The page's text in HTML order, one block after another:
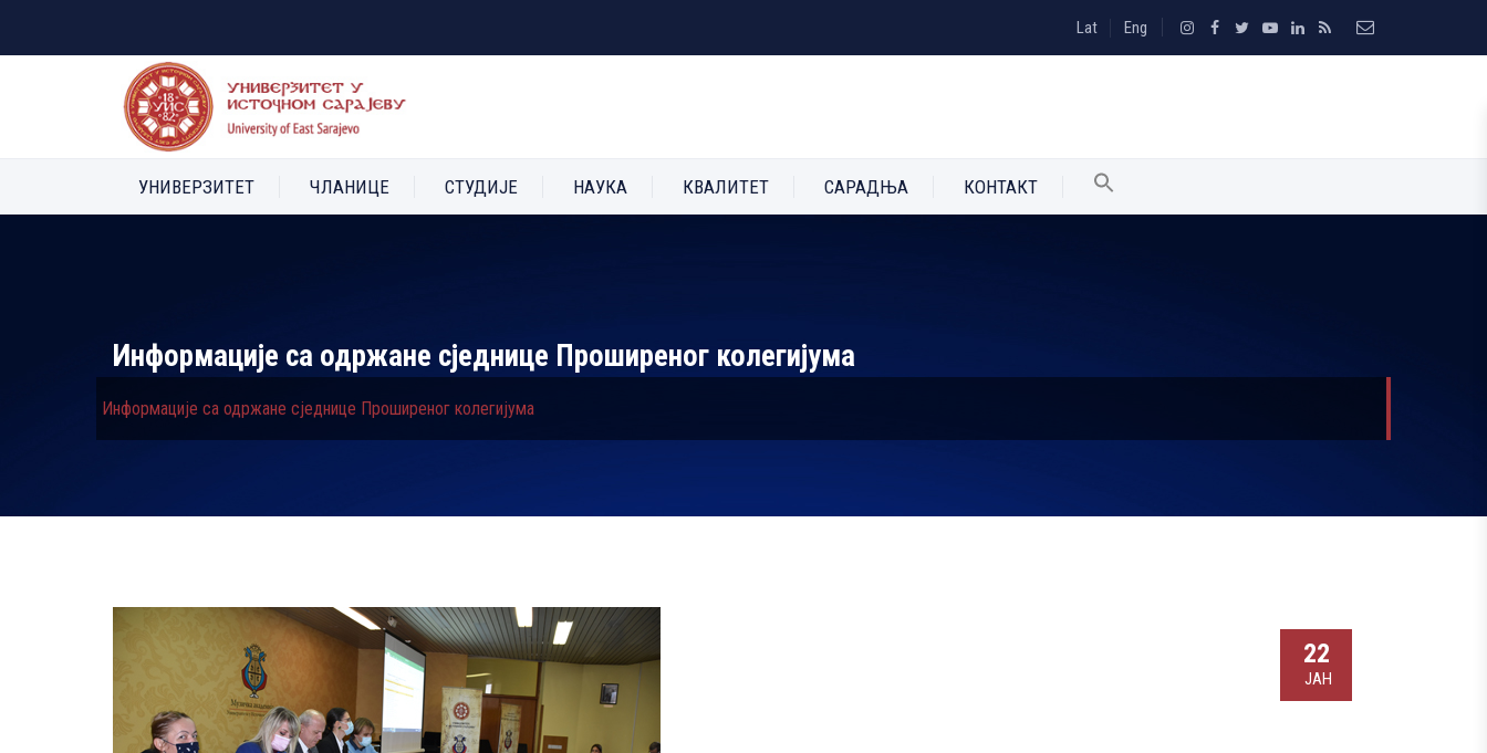
Lat Eng
УНИВЕРЗИТЕТ ЧЛАНИЦЕ СТУДИЈЕ НАУКА КВАЛИТЕТ САРАДЊА КОНТАКТ
Информације са одржане сједнице Проширеног колегијума
Информације са одржане сједнице Проширеног колегијума
22
ЈАН